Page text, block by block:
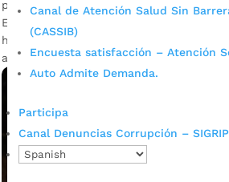
Canal de Atención Salud Sin
(CASSIB)
Encuesta satisfacción – Atención
Auto Admite Demanda.
Participa
Canal Denuncias Corrupción – SIGRIP
por Darlin Ramírez Leiva| Nov 3, 2023
Estas personas tienen hasta el 5 de
hacer la actualización a la metodología
atención en salud subsidiada.